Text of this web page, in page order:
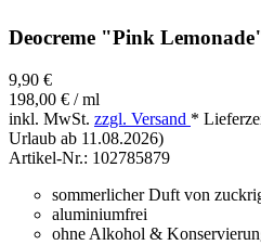
Deocreme "Pink
9,90 €
198,00 € / ml
inkl. MwSt. zzgl. Versand *
Urlaub ab 11.08.2026)
Artikel-Nr.: 102785879
sommerlicher Duft von
aluminiumfrei
ohne Alkohol &